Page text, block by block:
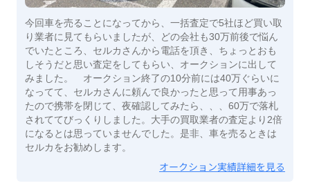
今回車を売ることになってから、一括査定で5社ほど買い取
り業者に見てもらいましたが、どの会社も30万前後で悩ん
でいたところ、セルカさんから電話を頂き、ちょっとおも
しそうだと思い査定をしてもらい、オークションに出して
みました。 オークション終了の10分前には40万ぐらいに
なってて、セルカさんに頼んで良かったと思って用事あっ
たので携帯を閉じて、夜確認してみたら、、、60万で落札
されててびっくりしました。大手の買取業者の査定より2倍
になるとは思っていませんでした。是非、車を売るときは
セルカをお勧めします。
オークション実績詳細を見る